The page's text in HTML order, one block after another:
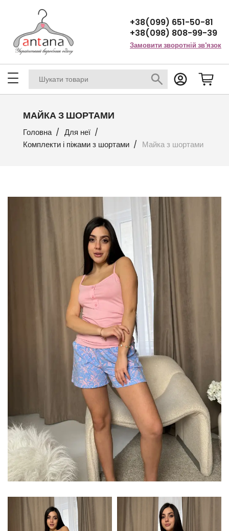
+38(099) 651-50-81
+38(098) 808-99-39
Замовити зворотній зв'язок
МАЙКА З ШОРТАМИ
Головна
Для неї
Комплекти і піжами з шортами
Майка з шортами